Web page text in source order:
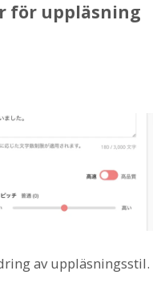
för uppläsning
av uppläsningsstil.